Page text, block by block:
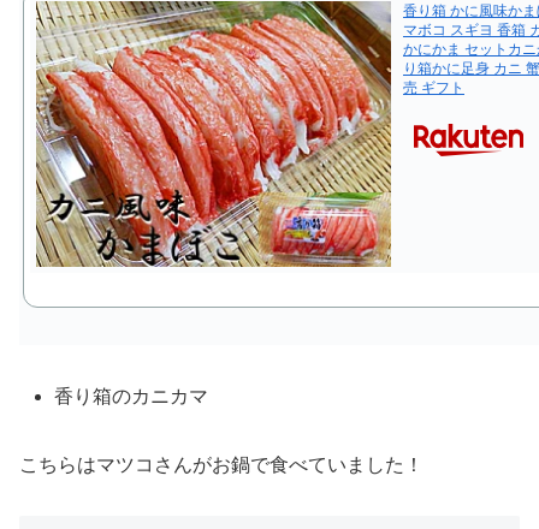
香り箱 かに風味か
マボコ スギヨ 香箱
かにかま セットカ
り箱かに足身 カニ
売 ギフト
香り箱のカニカマ
こちらはマツコさんがお鍋で食べていました！